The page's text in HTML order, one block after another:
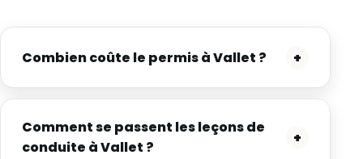
Combien coûte le permis à Vallet ? +
Comment se passent les leçons de
conduite à Vallet ?
+